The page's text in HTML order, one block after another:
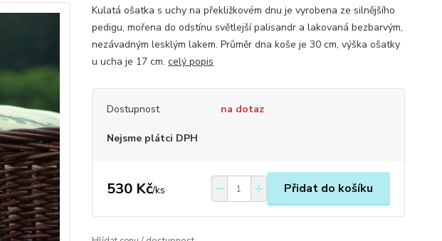
Kulatá ošatka s uchy na překližkovém dnu je vyrobena ze silnějšího
pedigu, mořena do odstínu světlejší palisandr a lakovaná bezbarvým,
nezávadným lesklým lakem. Průměr dna koše je 30 cm, výška ošatky
u ucha je 17 cm. celý popis
Dostupnost na dotaz
Nejsme plátci DPH
530 Kč/ks Přidat do košíku